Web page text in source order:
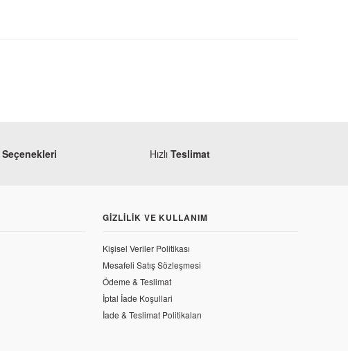
Seçenekleri Hızlı Teslimat
GIZLILIK VE KULLANIM
Kişisel Veriler Politikası
Mesafeli Satış Sözleşmesi
Ödeme & Teslimat
İptal İade Koşullari
İade & Teslimat Politikaları